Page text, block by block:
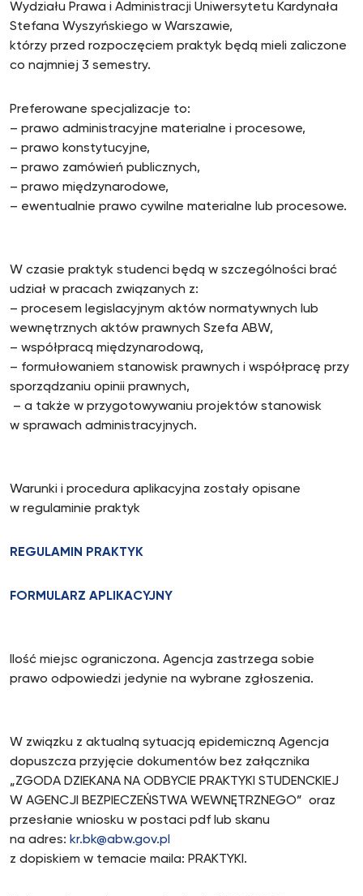
Wydziału Prawa i Administracji Uniwersytetu Kardynała
Stefana Wyszyńskiego w Warszawie,
którzy przed rozpoczęciem praktyk będą mieli zaliczone
co najmniej 3 semestry.
Preferowane specjalizacje to:
– prawo administracyjne materialne i procesowe,
– prawo konstytucyjne,
– prawo zamówień publicznych,
– prawo międzynarodowe,
– ewentualnie prawo cywilne materialne lub procesowe.
W czasie praktyk studenci będą w szczególności brać
udział w pracach związanych z:
– procesem legislacyjnym aktów normatywnych lub
wewnętrznych aktów prawnych Szefa ABW,
– współpracą międzynarodową,
– formułowaniem stanowisk prawnych i współpracę przy
sporządzaniu opinii prawnych,
– a także w przygotowywaniu projektów stanowisk
w sprawach administracyjnych.
Warunki i procedura aplikacyjna zostały opisane
w regulaminie praktyk
REGULAMIN PRAKTYK
FORMULARZ APLIKACYJNY
Ilość miejsc ograniczona. Agencja zastrzega sobie
prawo odpowiedzi jedynie na wybrane zgłoszenia.
W związku z aktualną sytuacją epidemiczną Agencja
dopuszcza przyjęcie dokumentów bez załącznika
„ZGODA DZIEKANA NA ODBYCIE PRAKTYKI STUDENCKIEJ
W AGENCJI BEZPIECZEŃSTWA WEWNĘTRZNEGO” oraz
przesłanie wniosku w postaci pdf lub skanu
na adres: kr.bk@abw.gov.pl
z dopiskiem w temacie maila: PRAKTYKI.